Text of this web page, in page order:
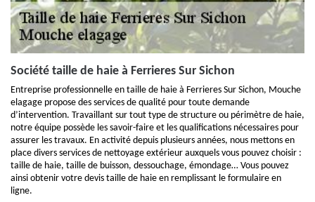
Société taille de haie à Ferrieres Sur Sichon
Entreprise professionnelle en taille de haie à Ferrieres Sur Sichon, Mouche
elagage propose des services de qualité pour toute demande
d’intervention. Travaillant sur tout type de structure ou périmètre de haie,
notre équipe possède les savoir-faire et les qualifications nécessaires pour
assurer les travaux. En activité depuis plusieurs années, nous mettons en
place divers services de nettoyage extérieur auxquels vous pouvez choisir :
taille de haie, taille de buisson, dessouchage, émondage… Vous pouvez
ainsi obtenir votre devis taille de haie en remplissant le formulaire en
ligne.